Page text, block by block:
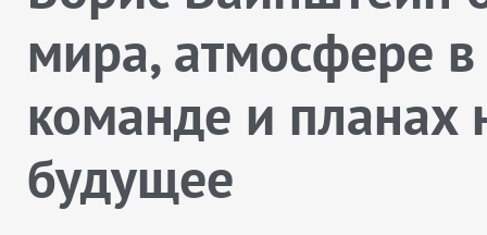
мира, атмосфере в
команде и планах
будущее